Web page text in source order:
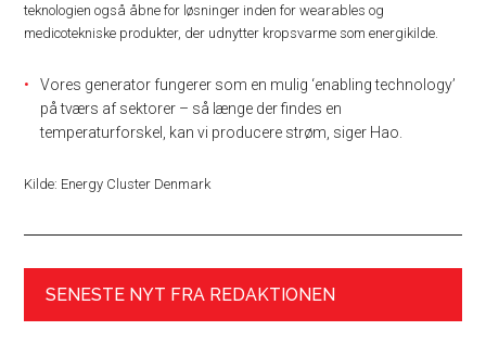
teknologien også åbne for løsninger inden for wearables og
medicotekniske produkter, der udnytter kropsvarme som energikilde.
Vores generator fungerer som en mulig ‘enabling technology’
på tværs af sektorer – så længe der findes en
temperaturforskel, kan vi producere strøm, siger Hao.
Kilde: Energy Cluster Denmark
SENESTE NYT FRA REDAKTIONEN